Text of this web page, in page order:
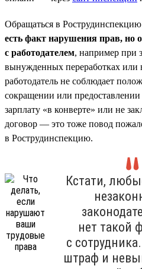
Обращаться в Рострудинспекцию
есть факт нарушения прав, но
с работодателем, например при
вынужденных переработках или
работодатель не соблюдает
сокращении или
зарплату «в конверте» или не
договор — это тоже повод
в Рострудинспекцию.
Кстати,
нет такой
с
штраф и